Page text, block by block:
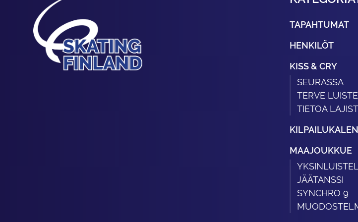
TAPAHTUMAT
HENKILÖT
KISS & CRY
SEURASSA
TERVE
TIETOA
MAAJOUKKUE
JÄÄTANSSI
SYNCHRO 9